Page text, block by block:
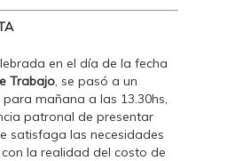
en el día de la fecha
Trabajo, se pasó a un
mañana a las 13.30hs,
patronal de presentar
satisfaga las necesidades
la realidad del costo de